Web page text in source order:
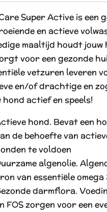
Super Active is een
en actieve
maaltijd houdt jouw
voor een gezonde
vetzuren leveren
en/of drachtige en
hond actief en speels!
hond. Bevat een
de behoefte van
te voldoen
algenolie.
van essentiële
darmflora.
FOS zorgen voor een